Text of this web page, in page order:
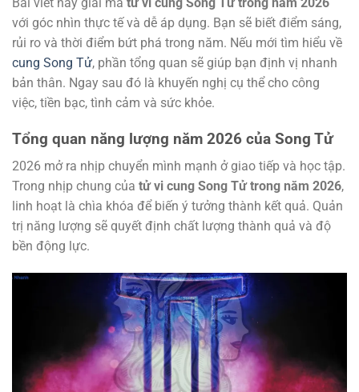
với góc nhìn thực tế và dễ áp dụng. Bạn sẽ biết điểm sáng,
rủi ro và thời điểm bứt phá trong năm. Nếu mới tìm hiểu về
cung Song Tử, phần tổng quan sẽ giúp bạn định vị nhanh
bản thân. Ngay sau đó là khuyến nghị cụ thể cho công
việc, tiền bạc, tình cảm và sức khỏe.
Tổng quan năng lượng năm 2026 của Song Tử
2026 mở ra nhịp chuyển mình mạnh ở giao tiếp và học tập.
Trong nhịp chung của tử vi cung Song Tử trong năm 2026,
linh hoạt là chìa khóa để biến ý tưởng thành kết quả. Quản
trị năng lượng sẽ quyết định chất lượng thành quả và độ
bền động lực.